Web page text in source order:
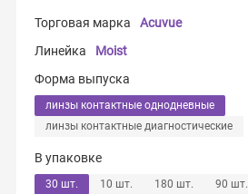
Торговая марка
Acuvue
Линейка
Moist
Форма выпуска
линзы контактные однодневные
линзы контактные диагностические
В упаковке
30 шт. 10 шт. 180 шт. 90 шт.